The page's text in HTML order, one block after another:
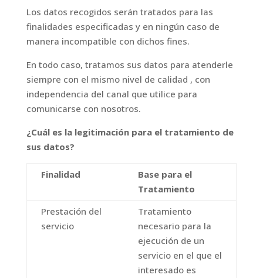
Los datos recogidos serán tratados para las
finalidades especificadas y en ningún caso de
manera incompatible con dichos fines.
En todo caso, tratamos sus datos para atenderle
siempre con el mismo nivel de calidad , con
independencia del canal que utilice para
comunicarse con nosotros.
¿Cuál es la legitimación para el tratamiento de
sus datos?
Finalidad
Base para el
Tratamiento
Prestación del
servicio
Tratamiento
necesario para la
ejecución de un
servicio en el que el
interesado es